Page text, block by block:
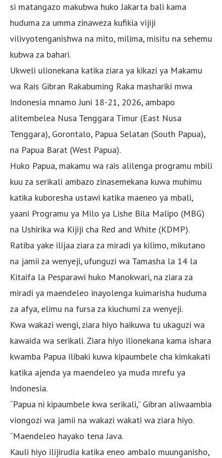
si matangazo makubwa huko Jakarta bali kama
huduma za umma zinaweza kufikia vijiji
vilivyotenganishwa na mito, milima, misitu na sehemu
kubwa za bahari.
Ukweli ulionekana katika ziara ya kikazi ya Makamu
wa Rais Gibran Rakabuming Raka mashariki mwa
Indonesia mnamo Juni 18-21, 2026, ambapo
alitembelea Nusa Tenggara Timur (East Nusa
Tenggara), Gorontalo, Papua Selatan (South Papua),
na Papua Barat (West Papua).
Huko Papua, makamu wa rais alilenga programu mbili
kuu za serikali ambazo zinasemekana kuwa muhimu
katika kuboresha ustawi katika maeneo ya mbali,
yaani Programu ya Milo ya Lishe Bila Malipo (MBG)
na Ushirika wa Kijiji cha Red and White (KDMP).
Ratiba yake ilijaa ziara za miradi ya kilimo, mikutano
na jamii za wenyeji, ufunguzi wa Tamasha la 14 la
Kitaifa la Pesparawi huko Manokwari, na ziara za
miradi ya maendeleo inayolenga kuimarisha huduma
za afya, elimu na fursa za kiuchumi za wenyeji.
Kwa wakazi wengi, ziara hiyo haikuwa tu ukaguzi wa
kawaida wa serikali. Ziara hiyo ilionekana kama ishara
kwamba Papua ilibaki kuwa kipaumbele cha kimkakati
katika ajenda ya maendeleo ya muda mrefu ya
Indonesia.
“Papua ni kipaumbele kwa serikali,” Gibran aliwaambia
viongozi wa jamii na wakazi wakati wa ziara hiyo.
“Maendeleo hayako tena Java.
Kauli hiyo ilijirudia katika eneo ambalo muunganisho,